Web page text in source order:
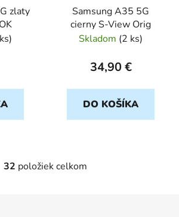
zlaty
)
Samsung A35 5G
cierny S-View Orig
Skladom (2 ks)
34,90 €
DO KOŠÍKA
O
32 položiek celkom